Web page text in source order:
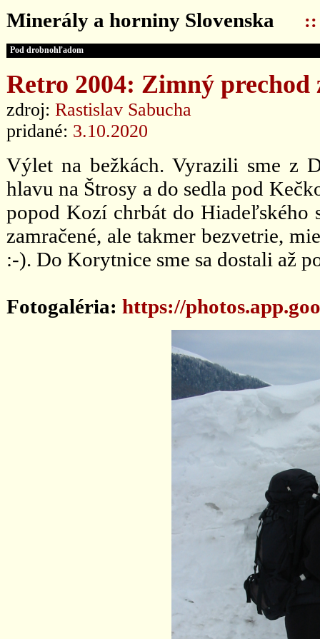
Minerály a horniny Slovenska ::
Pod drobnohľadom
Retro 2004: Zimný
zdroj: Rastislav Sabucha
pridané: 3.10.2020
Výlet na bežkách. Vyrazili sme z
hlavu na Štrosy a do sedla pod
popod Kozí chrbát do Hiadeľského
zamračené, ale takmer bezvetrie,
:-). Do Korytnice sme sa dostali až
Fotogaléria: https://